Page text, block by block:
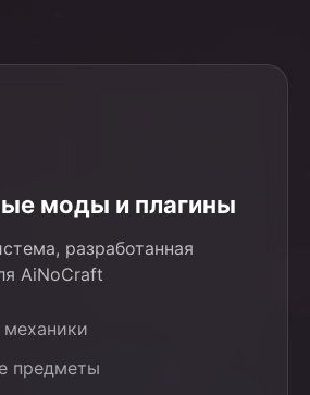
моды и плагины
разработанная
AiNoCraft
предметы